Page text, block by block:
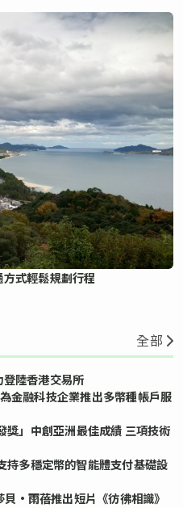
式輕鬆規劃行程
全部
陸香港交易所
融科技企業推出多幣種帳戶服
」中創亞洲最佳成績 三項技術
多穩定幣的智能體支付基礎設
•雨蓓推出短片《彷彿相識》